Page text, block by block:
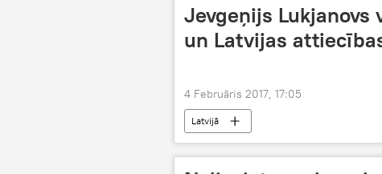
Jevgeņijs Lukjanovs
un Latvijas
4 Februāris 2017, 17:05
Latvijā